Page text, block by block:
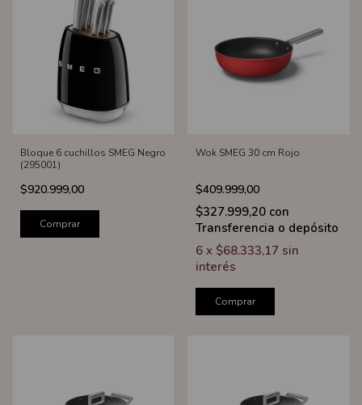
Bloque 6 cuchillos SMEG Negro
(295001)
$920.999,00
Comprar
Wok SMEG 30 cm Rojo
$409.999,00
$327.999,20 con
Transferencia o depósito
6 x $68.333,17 sin
interés
Comprar